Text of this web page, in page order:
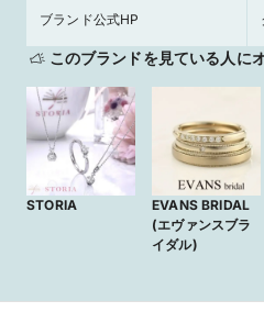
ブランド公式HP
このブランドを見ている人に
STORIA
EVANS BRIDAL
(エヴァンスブラ
イダル)